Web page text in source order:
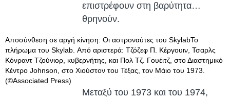
επιστρέφουν στη βαρύτητα…
θρηνούν.
Αποσύνθεση σε αργή κίνηση: Οι αστροναύτες του SkylabΤο
πλήρωμα του Skylab. Από αριστερά: Τζόζεφ Π. Κέργουιν, Τσαρλς
Κόνραντ Τζούνιορ, κυβερνήτης, και Πολ Τζ. Γουέιτζ, στο Διαστημικό
Κέντρο Johnson, στο Χιούστον του Τέξας, τον Μάιο του 1973.
(©Associated Press)
Μεταξύ του 1973 και του 1974,